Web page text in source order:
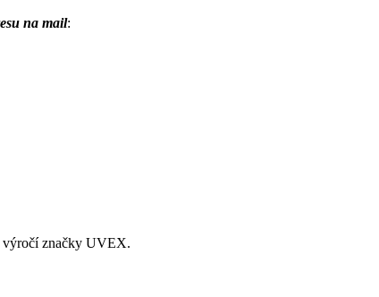
na mail:
výročí značky UVEX.